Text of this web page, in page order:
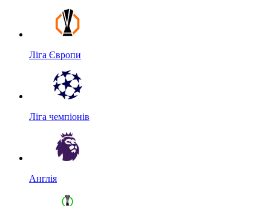
Ліга Європи
Ліга чемпіонів
Англія